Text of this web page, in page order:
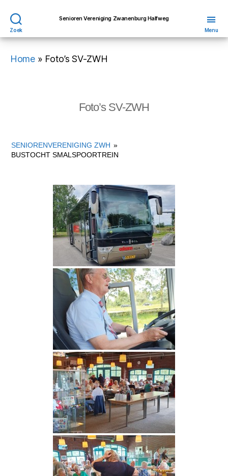
Zoek
Senioren Vereniging Zwanenburg Halfweg
Menu
Home» Foto’s SV-ZWH
Foto’s SV-ZWH
SENIORENVERENIGING ZWH »
BUSTOCHT SMALSPOORTREIN